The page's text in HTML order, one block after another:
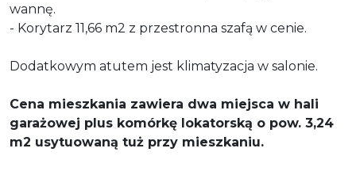
wannę.
- Korytarz 11,66 m2 z przestronna szafą w cenie.
Dodatkowym atutem jest klimatyzacja w salonie.
Cena mieszkania zawiera dwa miejsca w hali
garażowej plus komórkę lokatorską o pow. 3,24
m2 usytuowaną tuż przy mieszkaniu.